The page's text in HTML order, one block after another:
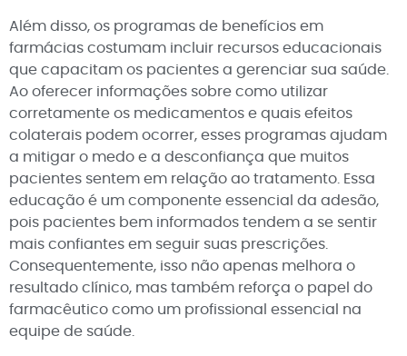
Além disso, os programas de benefícios em
farmácias costumam incluir recursos educacionais
que capacitam os pacientes a gerenciar sua saúde.
Ao oferecer informações sobre como utilizar
corretamente os medicamentos e quais efeitos
colaterais podem ocorrer, esses programas ajudam
a mitigar o medo e a desconfiança que muitos
pacientes sentem em relação ao tratamento. Essa
educação é um componente essencial da adesão,
pois pacientes bem informados tendem a se sentir
mais confiantes em seguir suas prescrições.
Consequentemente, isso não apenas melhora o
resultado clínico, mas também reforça o papel do
farmacêutico como um profissional essencial na
equipe de saúde.